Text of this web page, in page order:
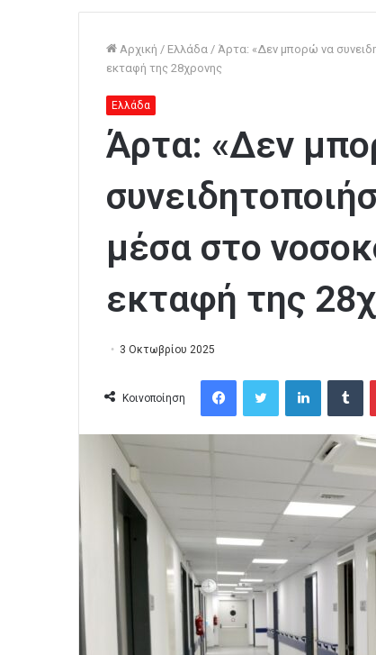
Αρχική / Ελλάδα / Άρτα: «Δεν μπορώ να
εκταφή της 28χρονης
Ελλάδα
Άρτα: «Δεν
μέσα στο
εκταφή της
3 Οκτωβρίου 2025
Κοινοποίηση